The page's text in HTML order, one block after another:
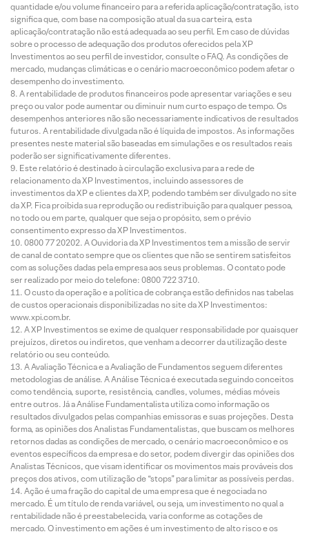
quantidade e/ou volume financeiro para a referida aplicação/contratação, isto
significa que, com base na composição atual da sua carteira, esta
aplicação/contratação não está adequada ao seu perfil. Em caso de dúvidas
sobre o processo de adequação dos produtos oferecidos pela XP
Investimentos ao seu perfil de investidor, consulte o FAQ. As condições de
mercado, mudanças climáticas e o cenário macroeconômico podem afetar o
desempenho do investimento.
A rentabilidade de produtos financeiros pode apresentar variações e seu
preço ou valor pode aumentar ou diminuir num curto espaço de tempo. Os
desempenhos anteriores não são necessariamente indicativos de resultados
futuros. A rentabilidade divulgada não é líquida de impostos. As informações
presentes neste material são baseadas em simulações e os resultados reais
poderão ser significativamente diferentes.
Este relatório é destinado à circulação exclusiva para a rede de
relacionamento da XP Investimentos, incluindo assessores de
investimentos da XP e clientes da XP, podendo também ser divulgado no site
da XP. Fica proibida sua reprodução ou redistribuição para qualquer pessoa,
no todo ou em parte, qualquer que seja o propósito, sem o prévio
consentimento expresso da XP Investimentos.
0800 77 20202. A Ouvidoria da XP Investimentos tem a missão de servir
de canal de contato sempre que os clientes que não se sentirem satisfeitos
com as soluções dadas pela empresa aos seus problemas. O contato pode
ser realizado por meio do telefone: 0800 722 3710.
O custo da operação e a política de cobrança estão definidos nas tabelas
de custos operacionais disponibilizadas no site da XP Investimentos:
www.xpi.com.br.
A XP Investimentos se exime de qualquer responsabilidade por quaisquer
prejuízos, diretos ou indiretos, que venham a decorrer da utilização deste
relatório ou seu conteúdo.
A Avaliação Técnica e a Avaliação de Fundamentos seguem diferentes
metodologias de análise. A Análise Técnica é executada seguindo conceitos
como tendência, suporte, resistência, candles, volumes, médias móveis
entre outros. Já a Análise Fundamentalista utiliza como informação os
resultados divulgados pelas companhias emissoras e suas projeções. Desta
forma, as opiniões dos Analistas Fundamentalistas, que buscam os melhores
retornos dadas as condições de mercado, o cenário macroeconômico e os
eventos específicos da empresa e do setor, podem divergir das opiniões dos
Analistas Técnicos, que visam identificar os movimentos mais prováveis dos
preços dos ativos, com utilização de “stops” para limitar as possíveis perdas.
Ação é uma fração do capital de uma empresa que é negociada no
mercado. É um título de renda variável, ou seja, um investimento no qual a
rentabilidade não é preestabelecida, varia conforme as cotações de
mercado. O investimento em ações é um investimento de alto risco e os